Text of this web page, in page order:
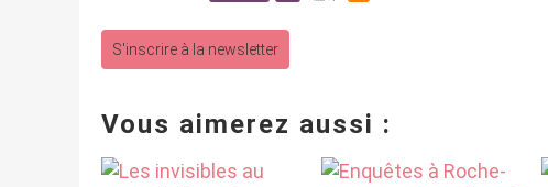
S'inscrire à la newsletter
Vous aimerez aussi :